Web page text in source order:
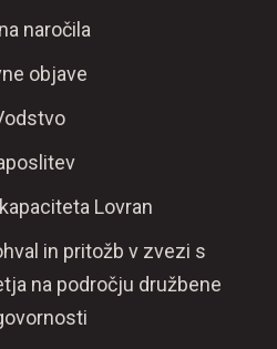
naročila
objave
Lovran
in pritožb v zvezi s
na področju družbene